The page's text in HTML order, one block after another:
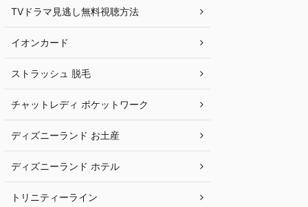
TVドラマ見逃し無料視聴方法
イオンカード
ストラッシュ 脱毛
チャットレディ ポケットワーク
ディズニーランド お土産
ディズニーランド ホテル
トリニティーライン